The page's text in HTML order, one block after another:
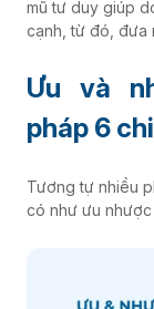
mũ tư duy giúp
cạnh, từ đó, đưa
Ưu và
pháp 6
Tương tự nhiều
có như ưu